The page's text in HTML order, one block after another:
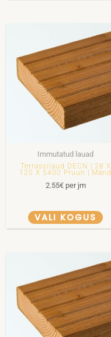
Immutatud lauad
Terrassilaud DECN | 28 X
120 X 5400 Pruun | Mänd
2.55€per jm
VALI KOGUS